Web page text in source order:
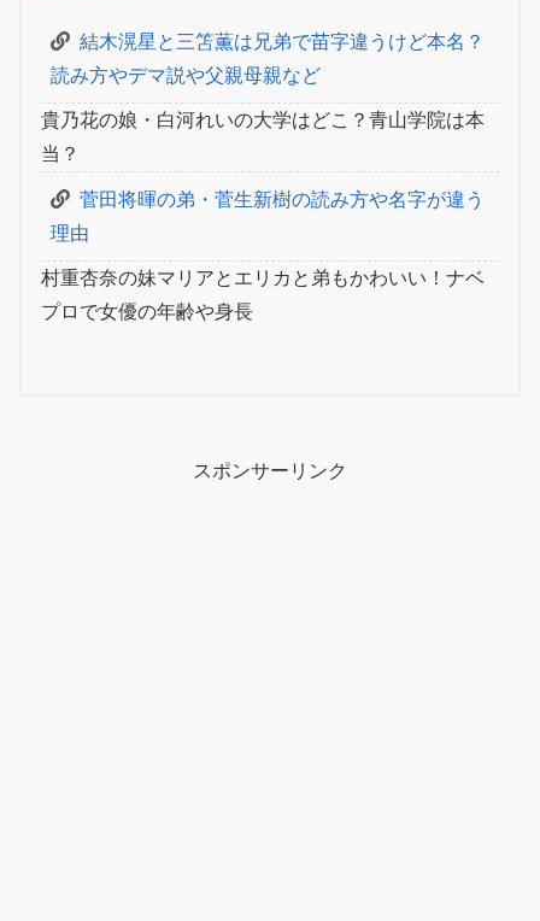
結木滉星と三笘薫は兄弟で苗字違うけど本名？
読み方やデマ説や父親母親など
貴乃花の娘・白河れいの大学はどこ？青山学院は本
当？
菅田将暉の弟・菅生新樹の読み方や名字が違う
理由
村重杏奈の妹マリアとエリカと弟もかわいい！ナベ
プロで女優の年齢や身長
スポンサーリンク